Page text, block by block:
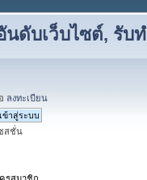
นดับเว็บไซต์, รับ
ลงทะเบียน
สชั่น